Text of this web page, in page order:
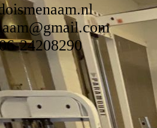
24208290